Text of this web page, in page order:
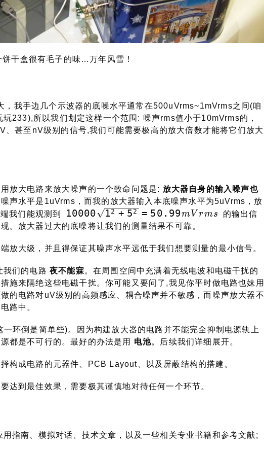
饼干盒很有毛子的味…万年风雪！
我手边几个示波器的底噪水平通常在500uVrms~1mVrms之间(咱
233),所以我们划定这样一个范围: 噪声rms值小于10mVrms的，
、甚至nV级别的信号,我们可能需要极高的放大倍数才能将它们放大
放大电路来放大噪声的一个致命问题是: 放大器自身的输入噪声也
声水平是1uVrms，而我的放大器输入本底噪声水平为5uVrms，放
我们能观测到
10000\sqrt{1^2
+ 5^2}=50.99
10000 12 + 52 = 50 . 99mV rms
的输出信
。放大器过大的底噪将让我们的测量结果不可靠。
放大级，并且得保证其噪声水平远低于我们想要测量的最小信号。
我们的电路夜不能寐。在周围空间中充满着无线电波和电磁干扰的
施来隔绝这些电磁干扰。你可能又要问了,我见你平时做电路也妹用
电路对uV级别的高频感应、耦合噪声并不敏感，而噪声放大器不
路中。
环倒是简单些)。因为构建放大器的电路并不能完全抑制电源轨上
都是不可行的。最好的办法是用 电池。后续我们详细展开。
构成电路的元器件、PCB Layout、以及屏蔽结构的搭建。
达到最佳效果，需要极其谨慎地对待任何一个环节。
指南、模拟对话、技术文章，以及一些相关专业书籍和参考文献;